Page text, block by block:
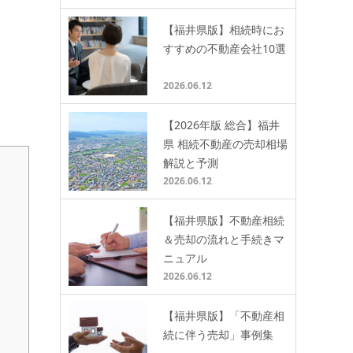
【福井県版】相続時にお
すすめの不動産会社10選
2026.06.12
【2026年版 総合】福井
県 相続不動産の売却相場
解説と予測
2026.06.12
【福井県版】不動産相続
＆売却の流れと手続きマ
ニュアル
2026.06.12
【福井県版】「不動産相
続に伴う売却」事例集